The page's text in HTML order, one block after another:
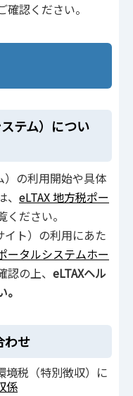
確認ください。
テム）につい
）の利用開始や具体
eLTAX 地方税ポー
ください。
イト）の利用にあた
ータルシステムホー
認の上、 eLTAXヘル
わせ
境税（特別徴収）に
係